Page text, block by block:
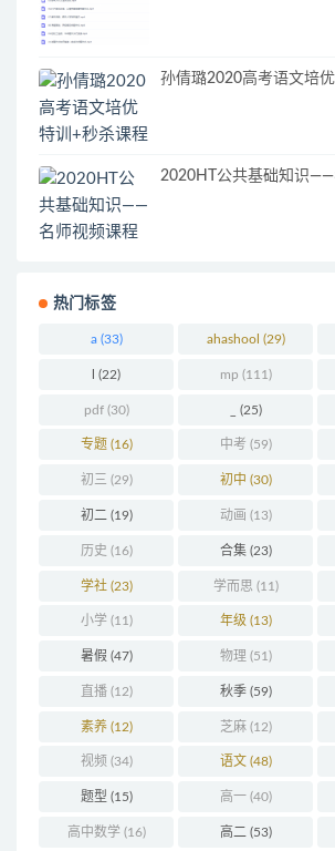
孙倩璐2020高考语文培
2020HT公共基础知识
热门标签
a(33) ahashool (29)
(22) mp (111)
pdf(30) (25)
专题(16) 中考 (59)
初三 (29) 初中 (30)
初二 (19) 动画 (13)
历史 (16) 合集(23)
学社(23) 学而思 (11)
小学(11) 年级 (13)
暑假 (47) 物理 (51)
直播(12) 秋季(59)
素养(12) 芝麻(12)
视频 (34) 语文 (48)
题型 (15) 高一(40)
高中数学(16) 高二 (53)